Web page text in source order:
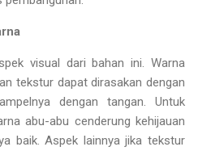
visual dari bahan ini. Warna
tekstur dapat dirasakan dengan
dengan tangan. Untuk
abu-abu cenderung kehijauan
baik. Aspek lainnya jika tekstur